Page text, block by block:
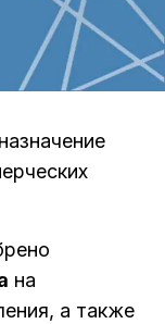
на
а также